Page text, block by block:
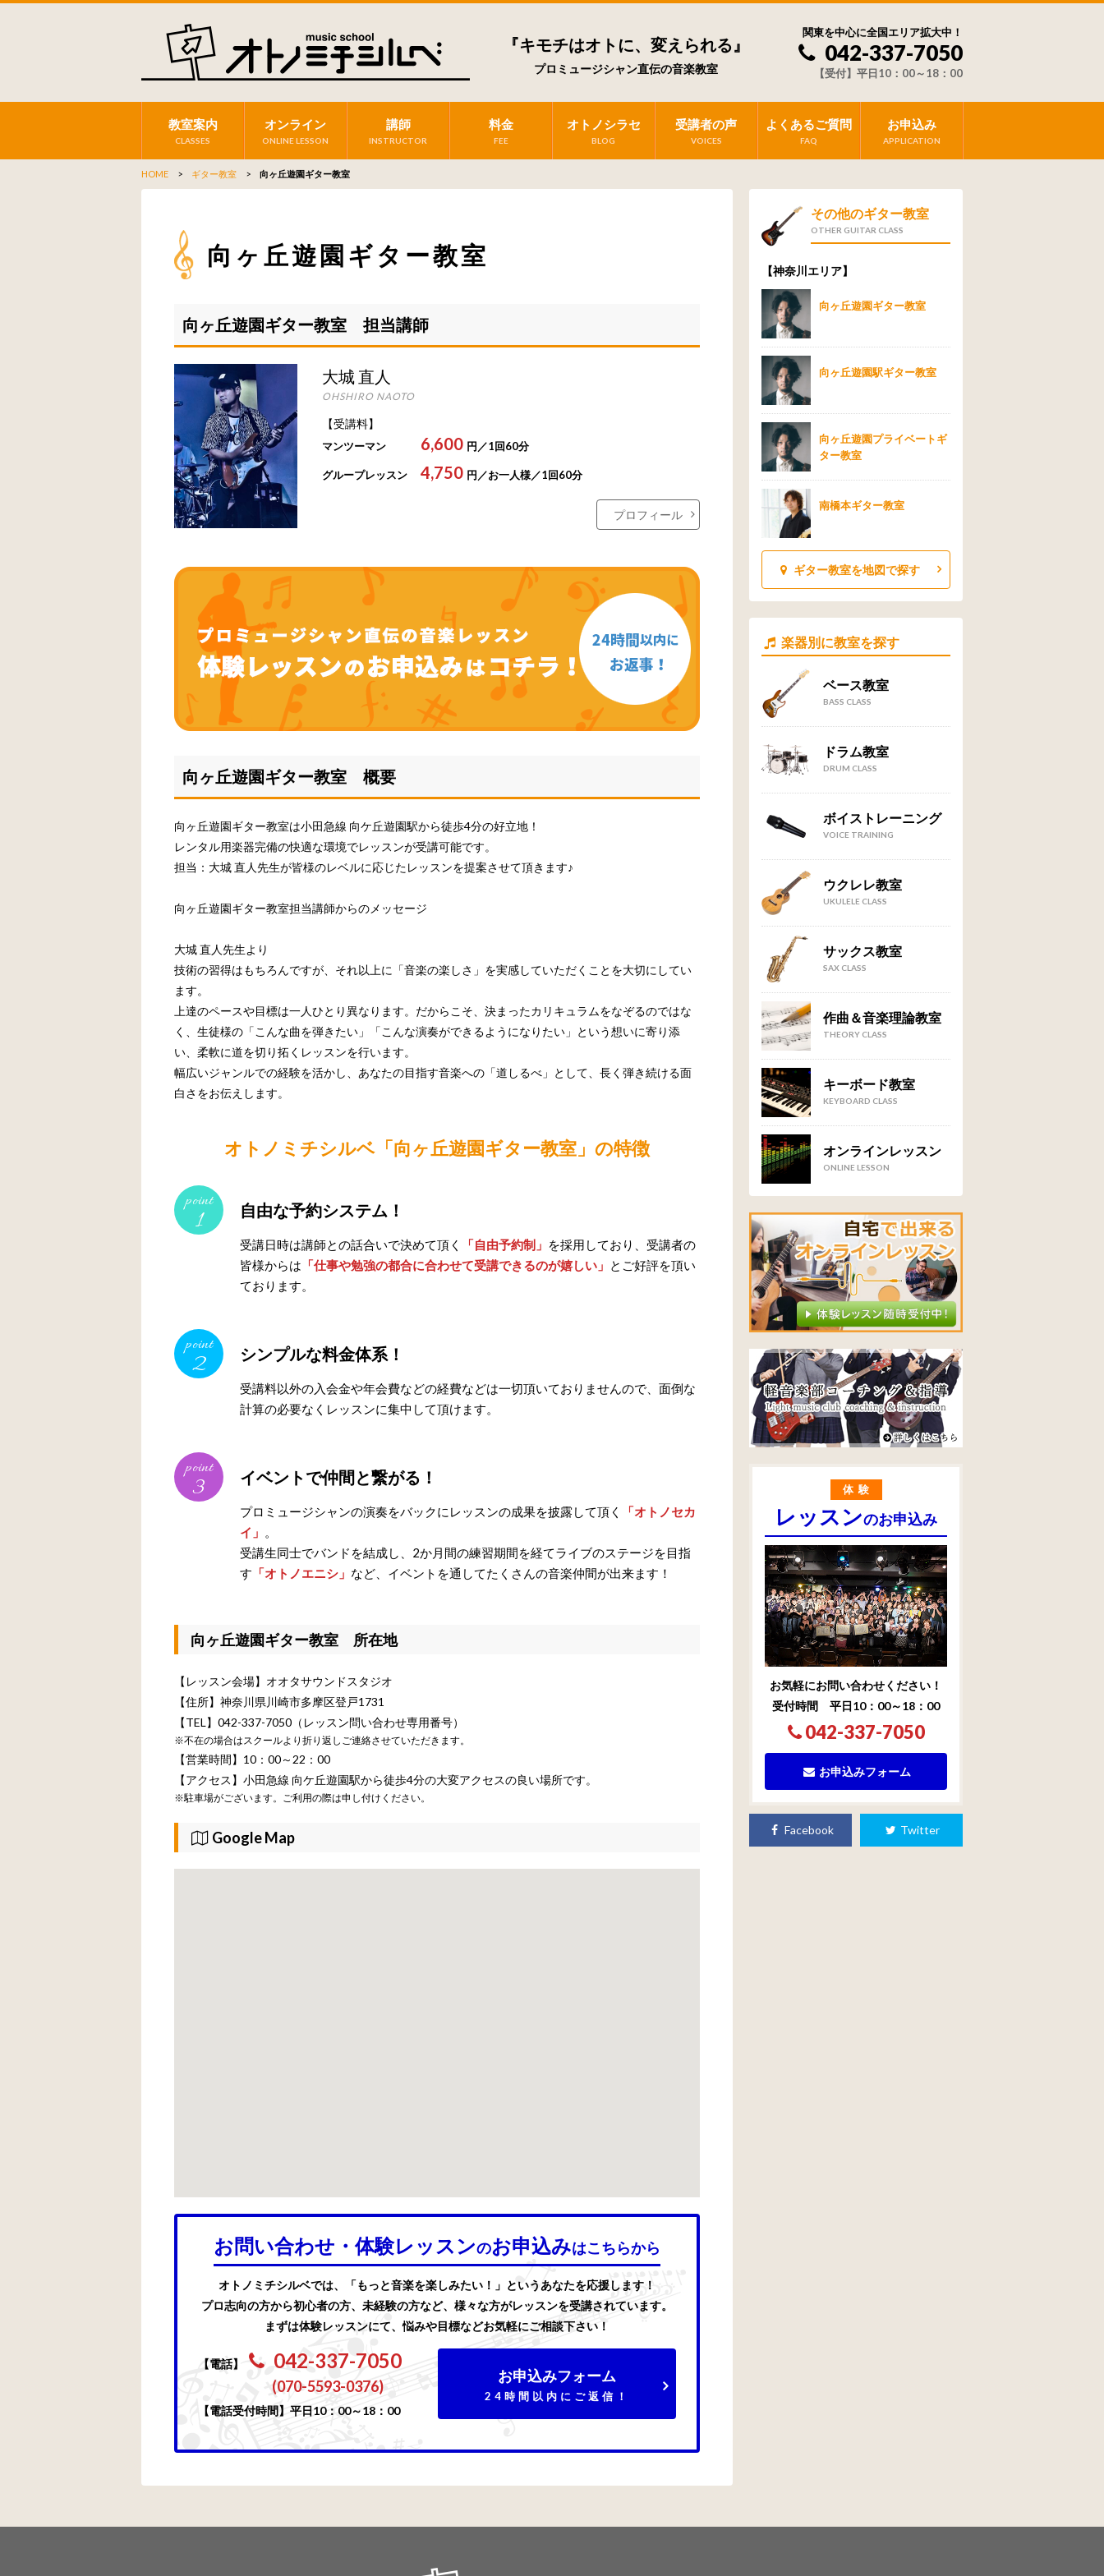
『キモチはオトに、変えられる』
プロミュージシャン直伝の音楽教室
関東を中心に全国エリア拡大中！
042-337-7050
【受付】平日10：00～18：00
教室案内
CLASSES
オンライン
ONLINE LESSON
講師
INSTRUCTOR
料金
FEE
オトノシラセ
BLOG
受講者の声
VOICES
よくあるご質問
FAQ
お申込み
APPLICATION
HOME > ギター教室 > 向ヶ丘遊園ギター教室
向ヶ丘遊園ギター教室
向ヶ丘遊園ギター教室 担当講師
大城 直人
OHSHIRO NAOTO
【受講料】
マンツーマン 6,600 円／1回60分
グループレッスン 4,750 円／お一人様／1回60分
プロフィール
向ヶ丘遊園ギター教室 概要
向ヶ丘遊園ギター教室は小田急線 向ケ丘遊園駅から徒歩4分の好立地！
レンタル用楽器完備の快適な環境でレッスンが受講可能です。
担当：大城 直人先生が皆様のレベルに応じたレッスンを提案させて頂きます♪
向ヶ丘遊園ギター教室担当講師からのメッセージ
大城 直人先生より
技術の習得はもちろんですが、それ以上に「音楽の楽しさ」を実感していただくことを大切にしてい
ます。
上達のペースや目標は一人ひとり異なります。だからこそ、決まったカリキュラムをなぞるのではな
く、生徒様の「こんな曲を弾きたい」「こんな演奏ができるようになりたい」という想いに寄り添
い、柔軟に道を切り拓くレッスンを行います。
幅広いジャンルでの経験を活かし、あなたの目指す音楽への「道しるべ」として、長く弾き続ける面
白さをお伝えします。
オトノミチシルベ 「向ヶ丘遊園ギター教室」の特徴
point
1 自由な予約システム！
受講日時は講師との話合いで決めて頂く 「自由予約制」 を採用しており、受講者の
皆様からは 「仕事や勉強の都合に合わせて受講できるのが嬉しい」 とご好評を頂い
ております。
point
2 シンプルな料金体系！
受講料以外の入会金や年会費などの経費などは一切頂いておりませんので、面倒な
計算の必要なくレッスンに集中して頂けます。
point
3 イベントで仲間と繋がる！
プロミュージシャンの演奏をバックにレッスンの成果を披露して頂く
「オトノセカ
イ」 。
受講生同士でバンドを結成し、2か月間の練習期間を経てライブのステージを目指
す 「オトノエニシ」 など、イベントを通してたくさんの音楽仲間が出来ます！
向ヶ丘遊園ギター教室 所在地
【レッスン会場】オオタサウンドスタジオ
【住所】神奈川県川崎市多摩区登戸1731
【TEL】042-337-7050（レッスン問い合わせ専用番号）
※不在の場合はスクールより折り返しご連絡させていただきます。
【営業時間】10：00～22：00
【アクセス】小田急線 向ケ丘遊園駅から徒歩4分の大変アクセスの良い場所です。
※駐車場がございます。ご利用の際は申し付けください。
Google Map
お問い合わせ・体験レッスンのお申込みはこちらから
オトノミチシルベでは、「もっと音楽を楽しみたい！」というあなたを応援します！
プロ志向の方から初心者の方、未経験の方など、様々な方がレッスンを受講されています。
まずは体験レッスンにて、悩みや目標などお気軽にご相談下さい！
【電話】 042-337-7050
(070-5593-0376)
【電話受付時間】平日10：00～18：00
お申込みフォーム
24時間以内にご返信！
その他のギター教室
OTHER GUITAR CLASS
【神奈川エリア】
向ヶ丘遊園ギター教室
向ヶ丘遊園駅ギター教室
向ヶ丘遊園プライベートギ
ター教室
南橋本ギター教室
ギター教室を地図で探す
楽器別に教室を探す
ベース教室
BASS CLASS
ドラム教室
DRUM CLASS
ボイストレーニング
VOICE TRAINING
ウクレレ教室
UKULELE CLASS
サックス教室
SAX CLASS
作曲＆音楽理論教室
THEORY CLASS
キーボード教室
KEYBOARD CLASS
オンラインレッスン
ONLINE LESSON
体験
レッスンのお申込み
お気軽にお問い合わせください！
受付時間 平日10：00～18：00
042-337-7050
お申込みフォーム
Facebook Twitter